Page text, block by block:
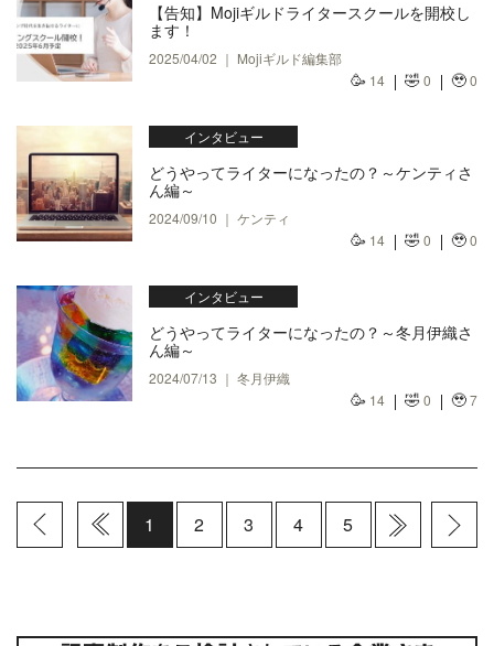
【告知】Mojiギルドライタースクールを開校し
ます！
2025/04/02 ｜ Mojiギルド編集部
🥳 14 🤣0 🥹0
インタビュー
どうやってライターになったの？～ケンティさ
ん編～
2024/09/10 ｜ ケンティ
🥳 14 🤣0 🥹0
インタビュー
どうやってライターになったの？～冬月伊織さ
ん編～
2024/07/13 ｜ 冬月伊織
🥳 14 🤣0 🥹7
1 2 3 4 5